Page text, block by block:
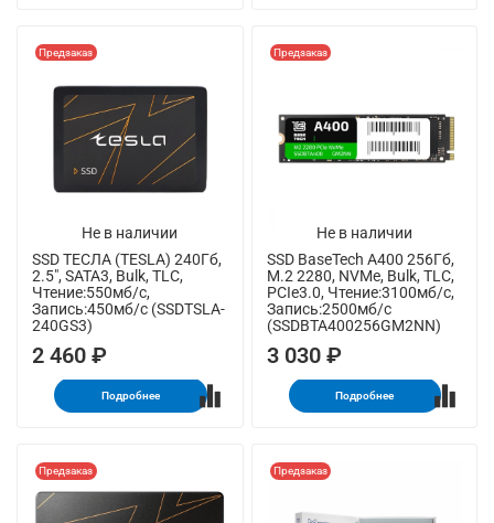
Не в наличии
Предзаказ
SSD ТЕСЛА (TESLA) 240Гб,
2.5", SATA3, Bulk, TLC,
Чтение:550мб/с,
Запись:450мб/с (SSDTSLA-
240GS3)
2 460 ₽
Подробнее
Не в наличии
Предзаказ
SSD BaseTech A400 256Гб,
M.2 2280, NVMe, Bulk, TLC,
PCIe3.0, Чтение:3100мб/с,
Запись:2500мб/с
(SSDBTA400256GM2NN)
3 030 ₽
Подробнее
Предзаказ Предзаказ